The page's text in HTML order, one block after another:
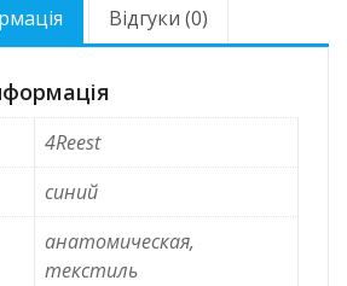
Відгуки (0)
4Reest
синий
анатомическая,
текстиль